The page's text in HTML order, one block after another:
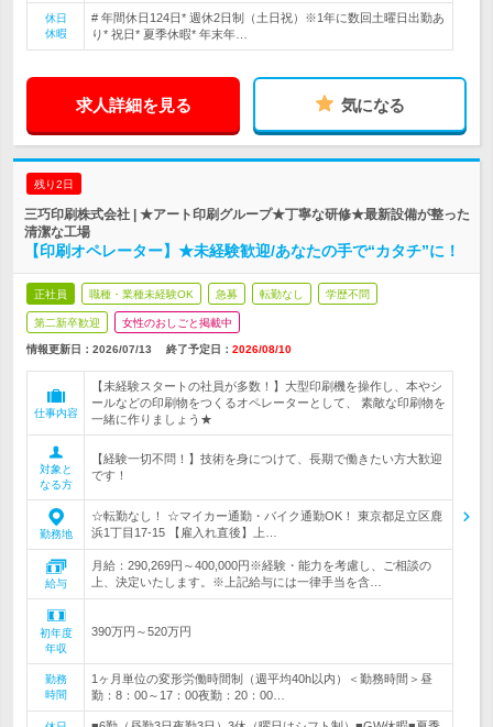
休日
休暇
# 年間休日124日* 週休2日制（土日祝）※1年に数回土曜日出勤あ
り* 祝日* 夏季休暇* 年末年…
求人詳細を見る 気になる
残り2日
三巧印刷株式会社 | ★アート印刷グループ★丁寧な研修★最新設備が整った
清潔な工場
【印刷オペレーター】★未経験歓迎/あなたの手で“カタチ”に！
正社員 職種・業種未経験OK 急募 転勤なし 学歴不問
第二新卒歓迎 女性のおしごと掲載中
情報更新日：2026/07/13 終了予定日： 2026/08/10
仕事内容
【未経験スタートの社員が多数！】大型印刷機を操作し、本やシ
ールなどの印刷物をつくるオペレーターとして、 素敵な印刷物を
一緒に作りましょう★
対象と
なる方
【経験一切不問！】技術を身につけて、長期で働きたい方大歓迎
です！
勤務地
☆転勤なし！ ☆マイカー通勤・バイク通勤OK！ 東京都足立区鹿
浜1丁目17-15 【雇入れ直後】上…
給与
月給：290,269円～400,000円※経験・能力を考慮し、ご相談の
上、決定いたします。※上記給与には一律手当を含…
初年度
年収
390万円～520万円
勤務
時間
1ヶ月単位の変形労働時間制（週平均40h以内）＜勤務時間＞昼
勤：8：00～17：00夜勤：20：00…